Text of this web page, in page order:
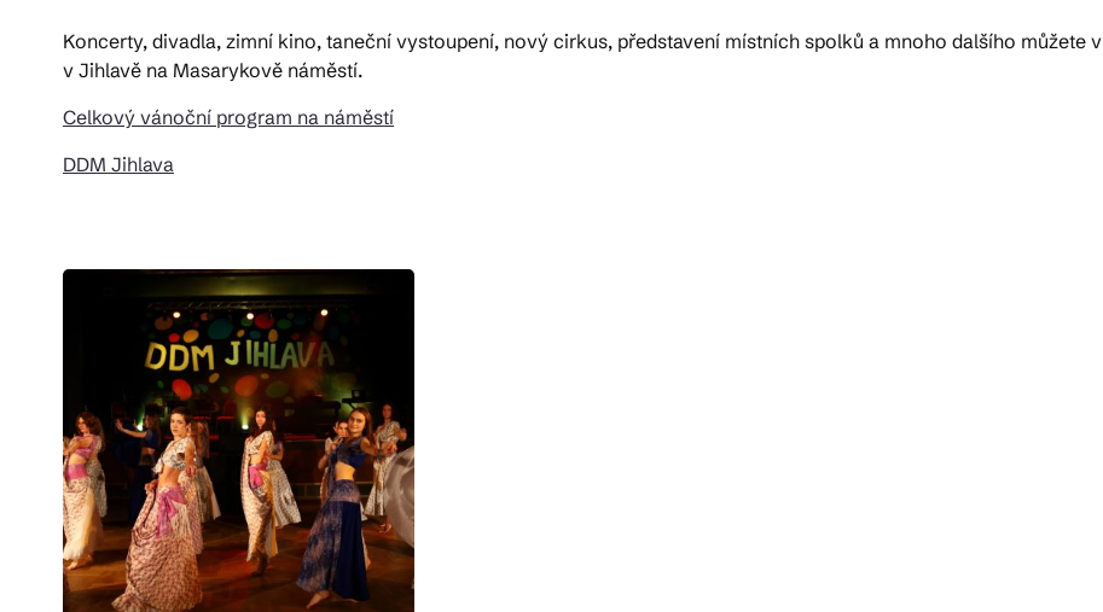
Koncerty, divadla, zimní kino, taneční vystoupení, nový cirkus, představení místních spolků a mnoho dalšího můžete
v Jihlavě na Masarykově náměstí.
Celkový vánoční program na náměstí
DDM Jihlava